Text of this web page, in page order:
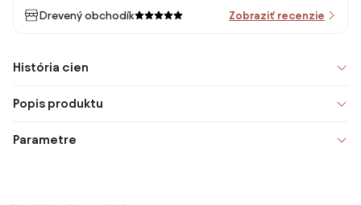
Drevený obchodík Zobraziť recenzie
História cien
Popis produktu
Parametre